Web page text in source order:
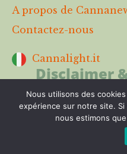
A propos de
Contactez-nous
Cannalight.it
Disclaimer
Les boutiques en
Cannanews ont
équipe selon
Nous utilisons des
expérience sur notre site.
nous estimons